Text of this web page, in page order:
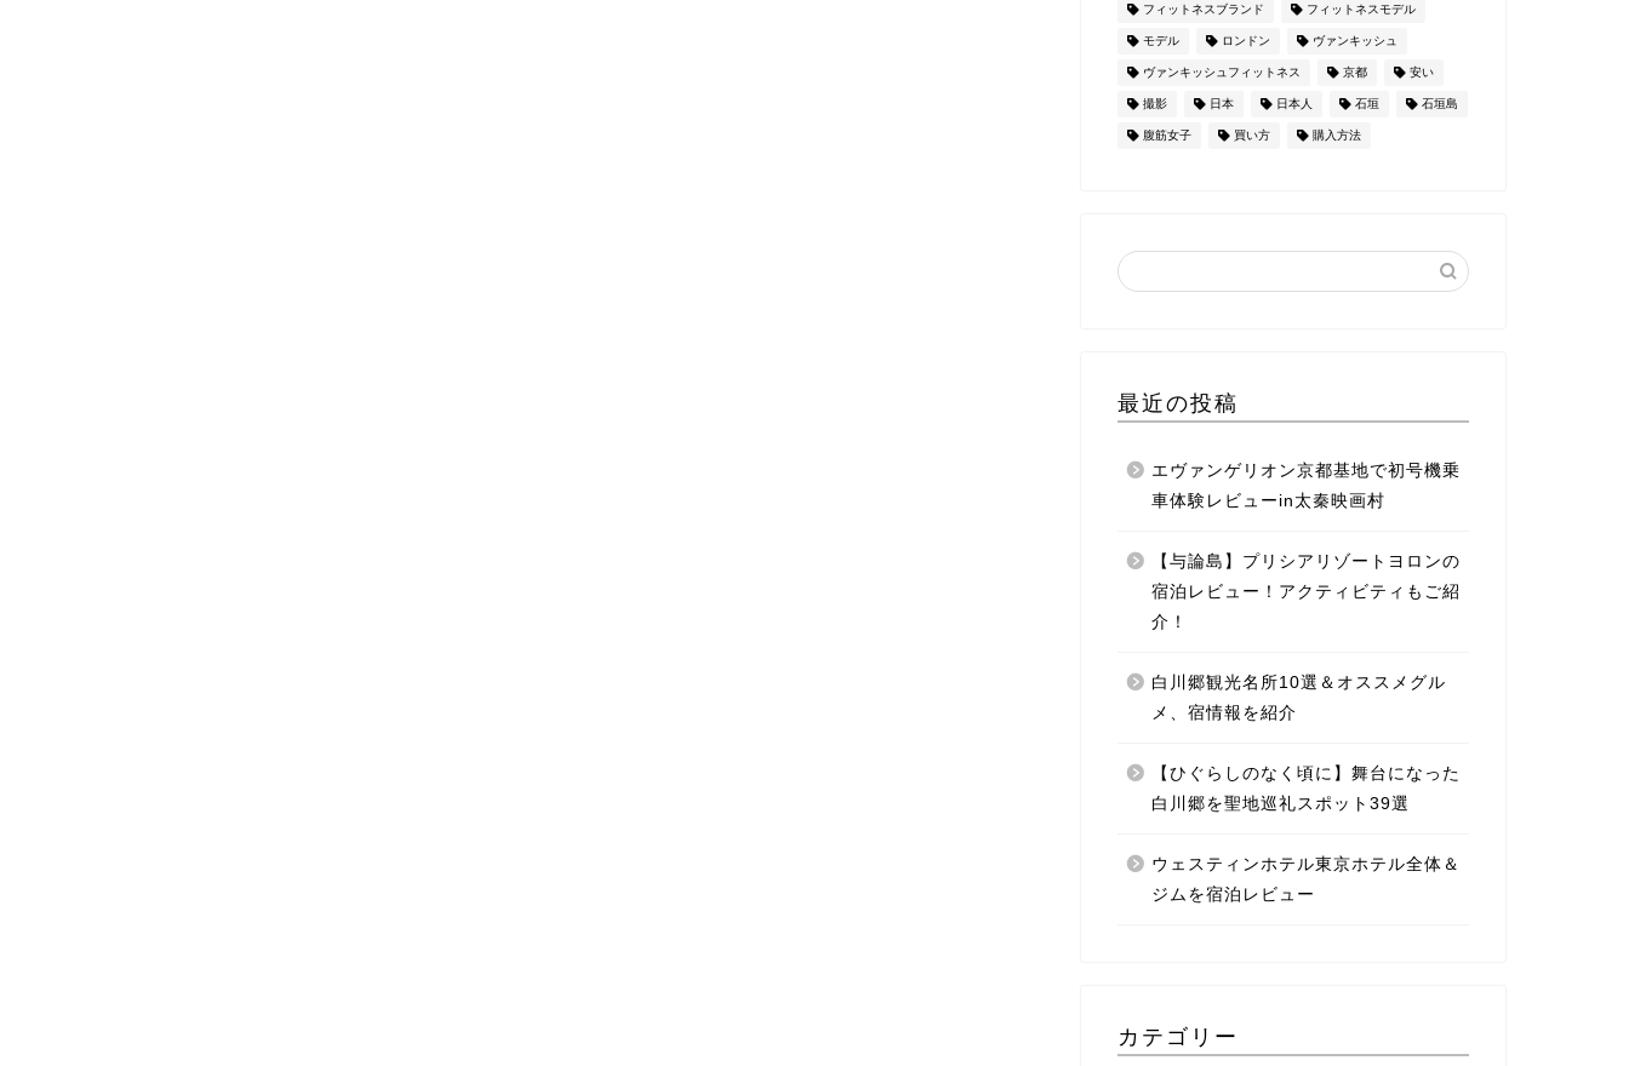
フィットネスブランド フィットネスモデル
モデル ロンドン ヴァンキッシュ
ヴァンキッシュフィットネス 京都 安い
撮影 日本 日本人 石垣 石垣島
腹筋女子 買い方 購入方法
最近の投稿
エヴァンゲリオン京都基地で初号機乗
車体験レビューin太秦映画村
【与論島】プリシアリゾートヨロンの
宿泊レビュー！アクティビティもご紹
介！
白川郷観光名所10選＆オススメグル
メ、宿情報を紹介
【ひぐらしのなく頃に】舞台になった
白川郷を聖地巡礼スポット39選
ウェスティンホテル東京ホテル全体＆
ジムを宿泊レビュー
カテゴリー